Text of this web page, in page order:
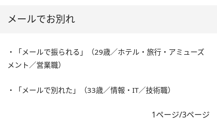
メールでお別れ
・「メールで振られる」（29歳／ホテル・旅行・アミューズ
メント／営業職）
・「メールで別れた」（33歳／情報・IT／技術職）
1ページ/3ページ